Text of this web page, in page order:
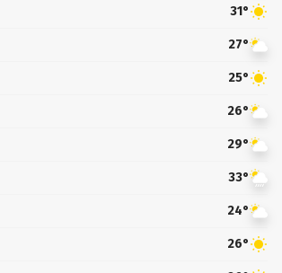
31°
27°
25°
26°
29°
33°
24°
26°